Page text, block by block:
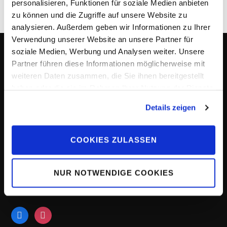
personalisieren, Funktionen für soziale Medien anbieten
zu können und die Zugriffe auf unsere Website zu
analysieren. Außerdem geben wir Informationen zu Ihrer
Verwendung unserer Website an unsere Partner für
soziale Medien, Werbung und Analysen weiter. Unsere
Partner führen diese Informationen möglicherweise mit
weiteren Daten zusammen, die Sie ihnen bereitgestellt
Details zeigen
COOKIES ZULASSEN
NUR NOTWENDIGE COOKIES
All Start
ADRESSE
FOLLOW US
facebookinstagram